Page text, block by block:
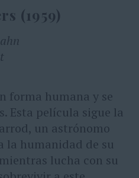
(1959)
forma humana y se
Esta película sigue la
un astrónomo
la humanidad de su
lucha con su